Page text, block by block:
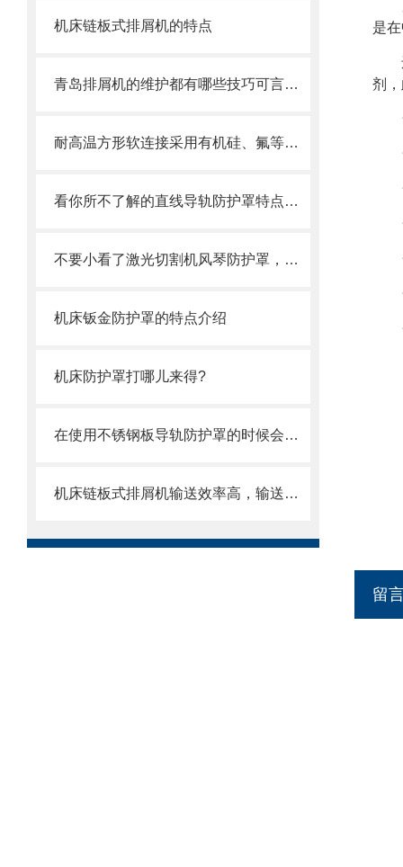
机床链板式排屑机的特点
青岛排屑机的维护都有哪些技巧可言，来看了
耐高温方形软连接采用有机硅、氟等高分子材料涂覆处理
看你所不了解的直线导轨防护罩特点介绍
不要小看了激光切割机风琴防护罩，它可有不少优势呢
机床钣金防护罩的特点介绍
机床防护罩打哪儿来得?
在使用不锈钢板导轨防护罩的时候会有哪几种效果呢？
机床链板式排屑机输送效率高，输送速度选择范围大
是
剂
留